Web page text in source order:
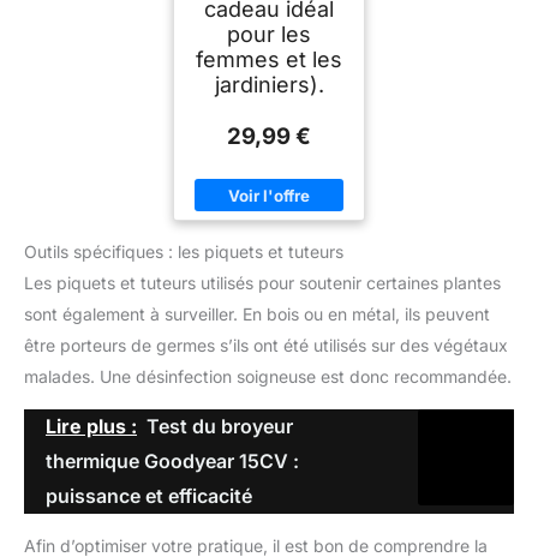
cadeau idéal
pour les
femmes et les
jardiniers).
29,99 €
Outils spécifiques : les piquets et tuteurs
Les piquets et tuteurs utilisés pour soutenir certaines plantes
sont également à surveiller. En bois ou en métal, ils peuvent
être porteurs de germes s’ils ont été utilisés sur des végétaux
malades. Une désinfection soigneuse est donc recommandée.
Lire plus : Test du broyeur
thermique Goodyear 15CV :
puissance et efficacité
Afin d’optimiser votre pratique, il est bon de comprendre la